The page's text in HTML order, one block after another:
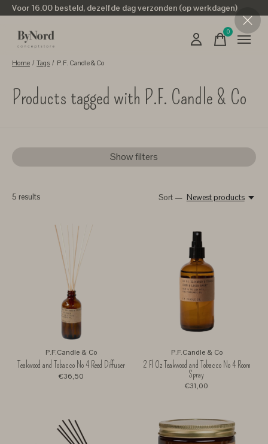
Voor 16.00 besteld, dezelfde dag verzonden (op werkdagen)
0items
Home / Tags / P.F. Candle & Co
Products tagged with P.F. Candle & Co
Show filters
5 results Sort — Newest products
P.F.Candle & Co
Teakwood and Tobacco No 4 Reed Diffuser
€36,50
P.F.Candle & Co
2 Fl Oz Teakwood and Tobacco No 4 Room
Spray
€31,00